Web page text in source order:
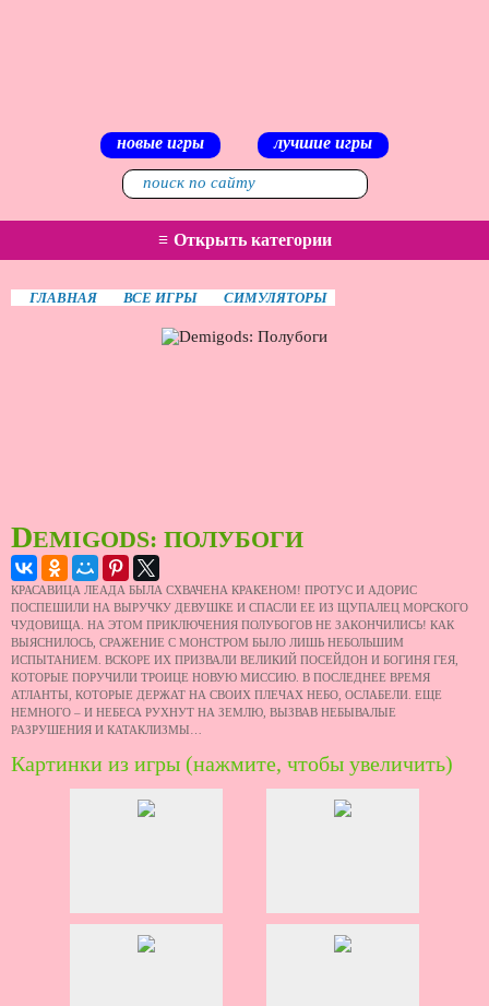
новые игры лучшие игры
≡ Открыть категории
ГЛАВНАЯ ВСЕ ИГРЫ СИМУЛЯТОРЫ
DEMIGODS: ПОЛУБОГИ
КРАСАВИЦА ЛЕАДА БЫЛА СХВАЧЕНА КРАКЕНОМ! ПРОТУС И АДОРИС
ПОСПЕШИЛИ НА ВЫРУЧКУ ДЕВУШКЕ И СПАСЛИ ЕЕ ИЗ ЩУПАЛЕЦ МОРСКОГО
ЧУДОВИЩА. НА ЭТОМ ПРИКЛЮЧЕНИЯ ПОЛУБОГОВ НЕ ЗАКОНЧИЛИСЬ! КАК
ВЫЯСНИЛОСЬ, СРАЖЕНИЕ С МОНСТРОМ БЫЛО ЛИШЬ НЕБОЛЬШИМ
ИСПЫТАНИЕМ. ВСКОРЕ ИХ ПРИЗВАЛИ ВЕЛИКИЙ ПОСЕЙДОН И БОГИНЯ ГЕЯ,
КОТОРЫЕ ПОРУЧИЛИ ТРОИЦЕ НОВУЮ МИССИЮ. В ПОСЛЕДНЕЕ ВРЕМЯ
АТЛАНТЫ, КОТОРЫЕ ДЕРЖАТ НА СВОИХ ПЛЕЧАХ НЕБО, ОСЛАБЕЛИ. ЕЩЕ
НЕМНОГО – И НЕБЕСА РУХНУТ НА ЗЕМЛЮ, ВЫЗВАВ НЕБЫВАЛЫЕ
РАЗРУШЕНИЯ И КАТАКЛИЗМЫ…
Картинки из игры (нажмите, чтобы увеличить)